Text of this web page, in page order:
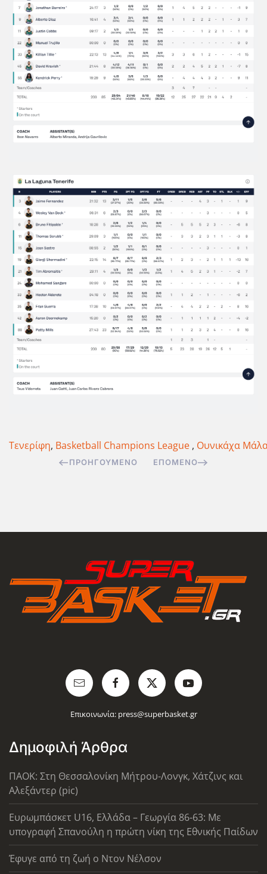
Τενερίφη, Basketball Champions League , Ουνικάχα
ΠΡΟΗΓΟΎΜΕΝΟ ΕΠΌΜΕΝΟ
Επικοινωνία: press@superbasket.gr
Δημοφιλή Άρθρα
ΠΑΟΚ: Στη Θεσσαλονίκη Μήτρου-Λονγκ, Χάτζινς και
Αλεξάντερ (pic)
Ευρωμπάσκετ U16, Ελλάδα – Γεωργία 86-63: Με
υπογραφή Σπανούλη η πρώτη νίκη της Εθνικής Παίδων
Έφυγε από τη ζωή ο Ντον Νέλσον